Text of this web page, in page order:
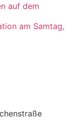
auf dem
am Samtag,